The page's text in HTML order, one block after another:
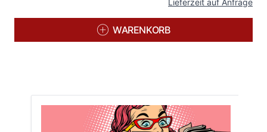
Lieferzeit auf Anfrage
WARENKORB